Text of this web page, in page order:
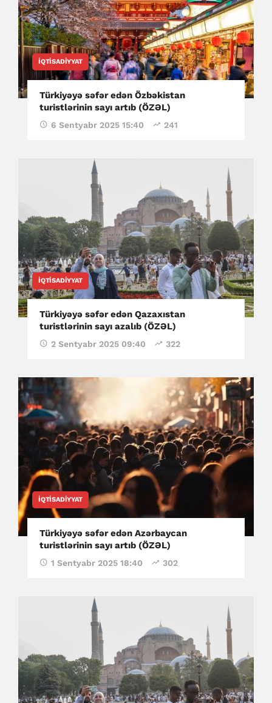
İQTISADIYYAT
Türkiyəyə səfər edən Özbəkistan
turistlərinin sayı artıb (ÖZƏL)
6 Sentyabr 2025 15:40 241
İQTISADIYYAT
Türkiyəyə səfər edən Qazaxıstan
turistlərinin sayı azalıb (ÖZƏL)
2 Sentyabr 2025 09:40 322
İQTISADIYYAT
Türkiyəyə səfər edən Azərbaycan
turistlərinin sayı artıb (ÖZƏL)
1 Sentyabr 2025 18:40 302